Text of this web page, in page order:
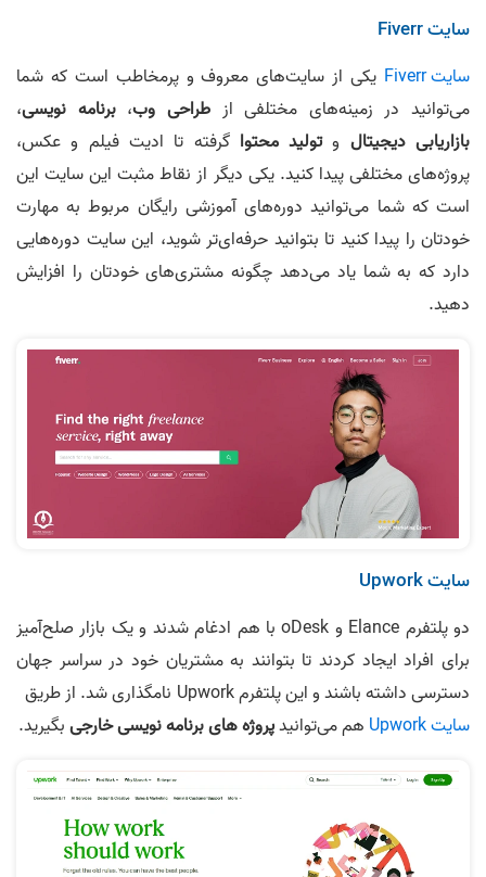
سایت Fiverr
سایت Fiverr
یکی از سایت‌های معروف و پرمخاطب است که شما
می‌توانید در زمینه‌های مختلفی ازطراحی وب،برنامه نویسی،
بازاریابی دیجیتال وتولید محتوا گرفته تا ادیت فیلم و عکس،
پروژه‌های مختلفی پیدا کنید. یکی دیگر از نقاط مثبت این سایت این
است که شما می‌توانید دوره‌های آموزشی رایگان مربوط به مهارت
خودتان را پیدا کنید تا بتوانید حرفه‌ای‌تر شوید، این سایت دوره‌هایی
دارد که به شما یاد می‌دهد چگونه مشتری‌های خودتان را افزایش
دهید.
سایت Upwork
دو پلتفرم Elance و oDesk با هم ادغام شدند و یک بازار صلح‌آمیز
برای افراد ایجاد کردند تا بتوانند به مشتریان خود در سراسر جهان
دسترسی داشته باشند و این پلتفرم Upwork نامگذاری شد. از طریق
سایت Upwork
هم می‌توانیدپروژه های برنامه نویسی خارجیبگیرید.